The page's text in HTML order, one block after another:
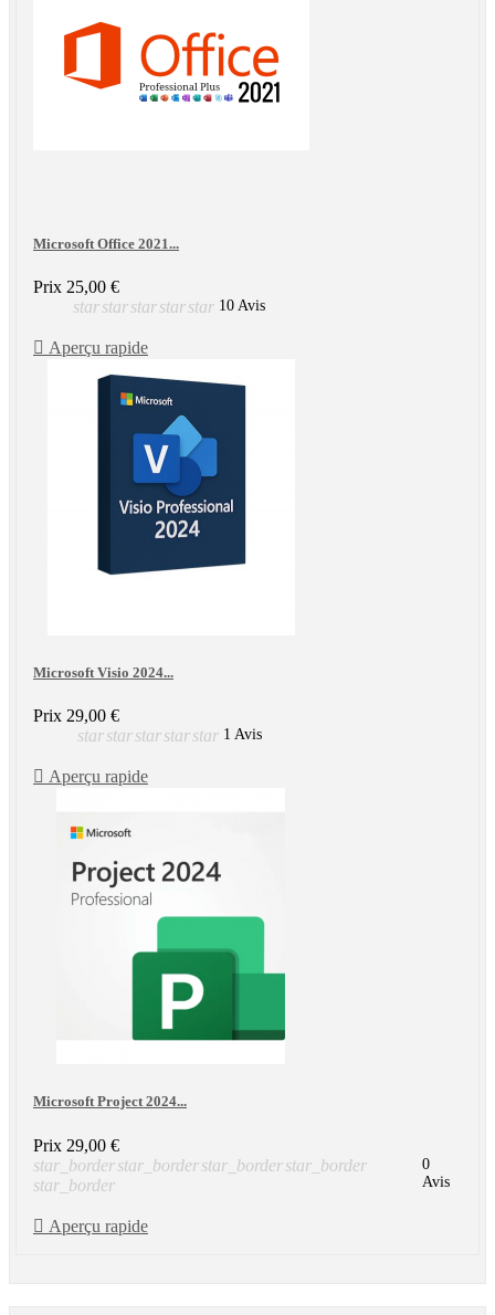
Microsoft Office 2021...
Prix 25,00 €
starstarstarstarstar 10 Avis
 Aperçu rapide
Microsoft Visio 2024...
Prix 29,00 €
star star star star star 1 Avis
 Aperçu rapide
Microsoft Project 2024...
Prix 29,00 €
star_borderstar_borderstar_borderstar_border
star_border
0
Avis
 Aperçu rapide